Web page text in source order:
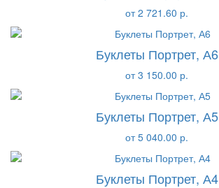
от 2 721.60 р.
Буклеты Портрет, А6
от 3 150.00 р.
Буклеты Портрет, А5
от 5 040.00 р.
Буклеты Портрет, А4